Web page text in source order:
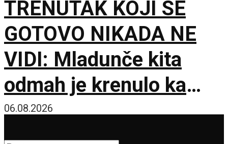
TRENUTAK KOJI SE
GOTOVO NIKADA NE
VIDI: Mladunče kita
odmah je krenulo ka
prvom udahu
06.08.2026